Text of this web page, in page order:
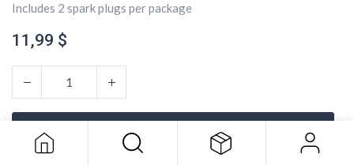
Includes 2 spark plugs per package
11,99 $
AJOUTER AU PANIER
Bougie d'allumage CR6E
11,99$